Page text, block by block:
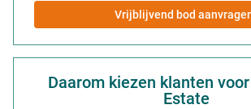
Vrijblijvend bod
Daarom kiezen klanten
Estate